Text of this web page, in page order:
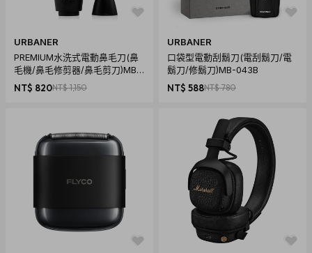
URBANER
PREMIUM水洗式電動鼻毛刀(鼻
毛機/鼻毛修剪器/鼻毛剪刀)MB-
061
NT$ 820NT$ 1,150
URBANER
口袋型電動刮鬍刀(電刮鬍刀/電
鬍刀/修鬍刀)MB-043B
NT$ 588NT$ 780